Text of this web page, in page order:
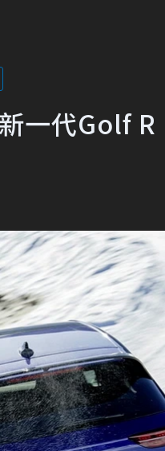
一代Golf R